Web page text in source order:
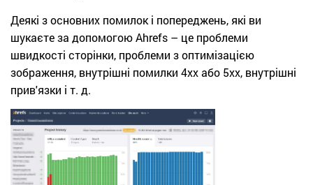
Деякі з основних помилок і попереджень, які ви
шукаєте за допомогою Ahrefs – це проблеми
швидкості сторінки, проблеми з оптимізацією
зображення, внутрішні помилки 4xx або 5xx, внутрішні
прив'язки і т. д.